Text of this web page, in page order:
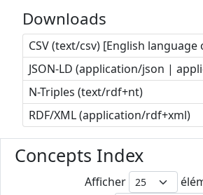
Downloads
CSV (text/csv) [English language
JSON-LD (application/json |
N-Triples (text/rdf+nt)
RDF/XML (application/rdf+xml)
Concepts Index
Afficher